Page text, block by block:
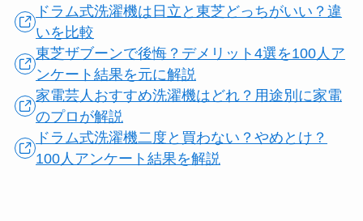
ドラム式洗濯機は日立と東芝どっちがいい？違
いを比較
東芝ザブーンで後悔？デメリット4選を100人ア
ンケート結果を元に解説
家電芸人おすすめ洗濯機はどれ？用途別に家電
のプロが解説
ドラム式洗濯機二度と買わない？やめとけ？
100人アンケート結果を解説